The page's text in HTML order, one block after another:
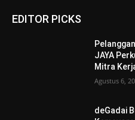
EDITOR PICKS
JAYA
Mitra
Agustus 6,
deGadai